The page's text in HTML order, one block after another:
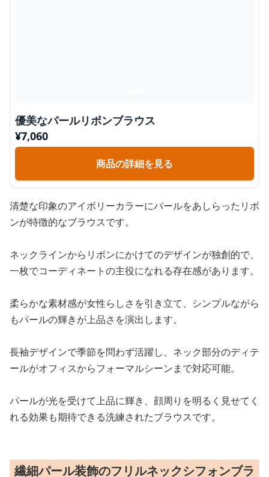
優美なパールリボンブラウス
¥7,060
商品の詳細を見る
清楚な印象のアイボリーカラーにパールをあしらったリボ
ンが特徴的なブラウスです。
ネックラインからリボンにかけてのデザインが独創的で、
一枚でコーディネートの主役になれる存在感があります。
柔らかな素材感が女性らしさを引き立て、シンプルながら
もパールの輝きが上品さを演出します。
長袖デザインで季節を問わず活躍し、ネック部分のディテ
ールがオフィスからフォーマルシーンまで対応可能。
パールが光を受けて上品に輝き、顔周りを明るく見せてく
れる効果も期待できる洗練されたブラウスです。
繊細パール装飾のフリルネックシフォンブラ